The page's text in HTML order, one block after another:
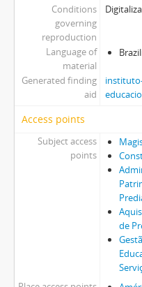
Conditions
governing
reproduction
Language of
material
Generated finding
aid
Access points
Subject access
points
de